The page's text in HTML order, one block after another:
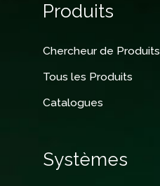
Produits
Chercheur de Produits
Tous les Produits
Catalogues
Systèmes